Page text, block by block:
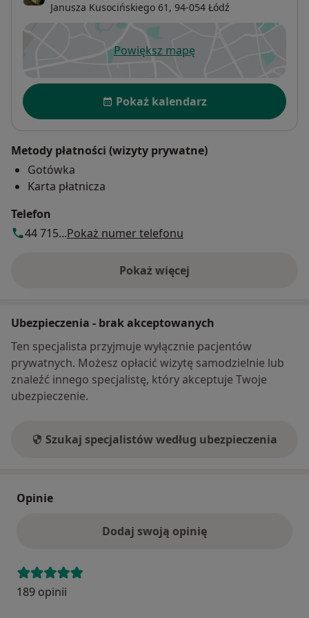
Janusza Kusocińskiego 61, 94-054 Łódź
Powiększ mapęotwiera się w nowej karcie
Dostępność
Pokaż kalendarz
Metody płatności (wizyty prywatne)
Gotówka
Karta płatnicza
Telefon
44 715...Pokaż numer telefonu
Pokaż więcej
o adresie
Ubezpieczenia - brak akceptowanych
Ten specjalista przyjmuje wyłącznie pacjentów
prywatnych. Możesz opłacić wizytę samodzielnie lub
znaleźć innego specjalistę, który akceptuje Twoje
ubezpieczenie.
Szukaj specjalistów według ubezpieczenia
Opinie
Dodaj swoją opinię
189 opinii